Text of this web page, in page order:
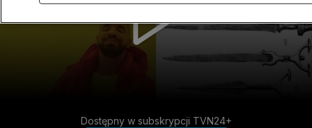
Dostępny w subskrypcji TVN24+